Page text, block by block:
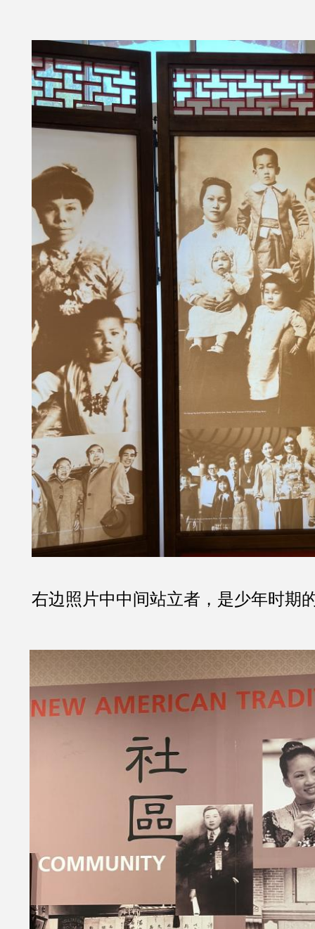
右边照片中中间站立者，是少年时期